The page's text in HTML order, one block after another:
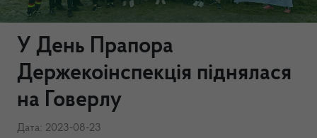
У День Прапора
Держекоінспекція піднялася
на Говерлу
Дата: 2023-08-23